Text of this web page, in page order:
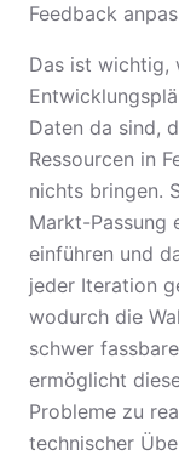
Feedback
Das ist wichtig,
Daten da sind,
Ressourcen in
nichts bringen.
Markt-Passung
einführen und
jeder Iteration
wodurch die
schwer
ermöglicht
Probleme zu
technischer